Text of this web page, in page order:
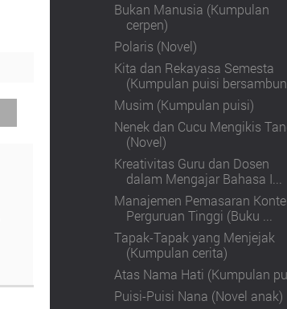
Bukan Manusia (Kumpulan
cerpen)
Polaris (Novel)
Kita dan Rekayasa Semesta
(Kumpulan puisi
Musim (Kumpulan puisi)
Nenek dan Cucu Mengikis
(Novel)
Kreativitas Guru dan Dosen
dalam Mengajar Bahasa I...
Manajemen Pemasaran
Perguruan Tinggi (Buku ...
Tapak-Tapak yang Menjejak
(Kumpulan cerita)
Atas Nama Hati (Kumpulan
Puisi-Puisi Nana (Novel anak)